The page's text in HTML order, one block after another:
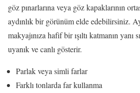
göz pınarlarına veya göz kapaklarının
aydınlık bir görünüm elde edebilirsiniz.
makyajınıza hafif bir ışıltı katmanın yanı
uyanık ve canlı gösterir.
Parlak veya simli farlar
Farklı tonlarda far kullanma